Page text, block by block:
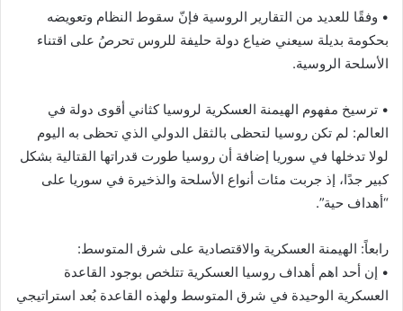
• وفقًا للعديد من التقارير الروسية فإنّ سقوط النظام وتعويضه
بحكومة بديلة سيعني ضياع دولة حليفة للروس تحرصُ على اقتناء
الأسلحة الروسية.
• ترسيخ مفهوم الهيمنة العسكرية لروسيا كثاني أقوى دولة في
العالم: لم تكن روسيا لتحظى بالثقل الدولي الذي تحظى به اليوم
لولا تدخلها في سوريا إضافة أن روسيا طورت قدراتها القتالية بشكل
كبير جدًا، إذ جربت مئات أنواع الأسلحة والذخيرة في سوريا على
“أهداف حية”.
رابعاً: الهيمنة العسكرية والاقتصادية على شرق المتوسط:
• إن أحد اهم أهداف روسيا العسكرية تتلخص بوجود القاعدة
العسكرية الوحيدة في شرق المتوسط ولهذه القاعدة بُعد استراتيجي